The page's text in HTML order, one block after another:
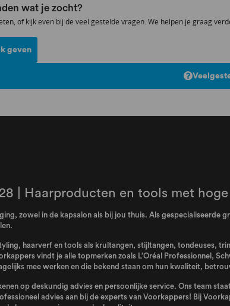
wat je zocht?
of kijk even bij de veel gestelde vragen. We helpen je graag
geven
| Haarproducten en tools met
zowel in de kapsalon als bij jou thuis. Als
haarverf en tools als krultangen, stijltangen, tondeuses,
vindt je alle topmerken zoals L’Oréal Professionnel ,
mee werken en die bekend staan om hun kwaliteit,
op deskundig advies en persoonlijke service. Ons team
advies aan bij de experts van Voorkappers! Bij